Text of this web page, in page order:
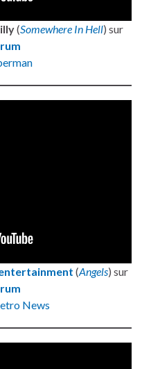
(Somewhere In Hell) sur
(Angels) sur
News